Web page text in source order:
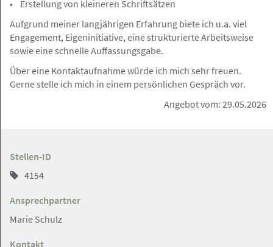
Hamburg / Home Office / Hamburg
05.05.2026
• Erstellung von kleineren Schriftsätzen
Aufgrund meiner langjährigen Erfahrung biete ich u.a. viel
Engagement, Eigeninitiative, eine strukturierte Arbeitsweise
sowie eine schnelle Auffassungsgabe.
Über eine Kontaktaufnahme würde ich mich sehr freuen.
Gerne stelle ich mich in einem persönlichen Gespräch vor.
Angebot vom: 29.05.2026
Stellen-ID
4154
Ansprechpartner
Marie Schulz
Kontakt